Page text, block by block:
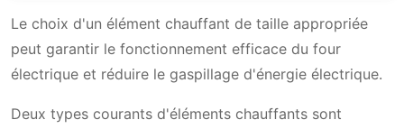
Taille de l'élément chauffant en
carbure de silicium
Élément chauffant en MoSi2
Taille des éléments chauffants en
MoSi2
sélection d'un élément chauffant
Le choix d'un élément chauffant de taille appropriée
peut garantir le fonctionnement efficace du four
électrique et réduire le gaspillage d'énergie électrique.
Deux types courants d'éléments chauffants sont